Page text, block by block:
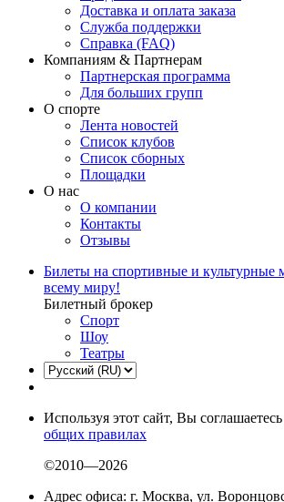
Доставка и оплата заказа
Служба поддержки
Справка (FAQ)
Компаниям & Партнерам
Партнерская программа
Для больших групп
О спорте
Лента новостей
Список клубов
Список сборных
Площадки
О нас
О компании
Контакты
Отзывы
Билеты на спортивные и культурные
всему миру!
Билетный брокер
Спорт
Шоу
Театры
Используя этот сайт, Вы соглашаетесь
общих правилах
©2010—2026
Адрес офиса: г. Москва, ул.